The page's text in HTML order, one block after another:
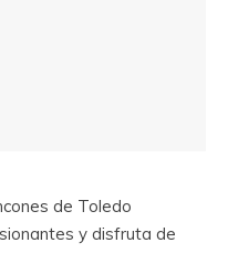
de Toledo
y disfruta de